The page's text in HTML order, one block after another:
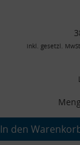
inkl. gesetzl.
In den